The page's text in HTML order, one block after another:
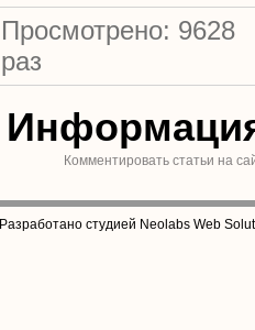
Просмотрено: 9628
раз
Комментировать статьи на
Разработано студией Neolabs Web